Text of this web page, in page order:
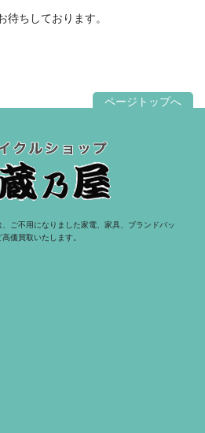
待ちしております。
ページトップへ
ご不用になりました家電、家具、ブランドバッ
価買取いたします。